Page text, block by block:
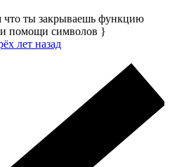
что ты закрываешь функцию
помощи символов }
лет назад